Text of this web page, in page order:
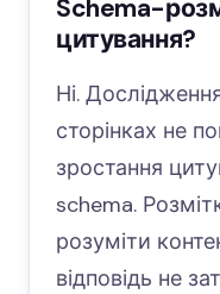
Schema-
цитування?
Ні.
сторінках не
зростання
schema.
розуміти
відповідь не